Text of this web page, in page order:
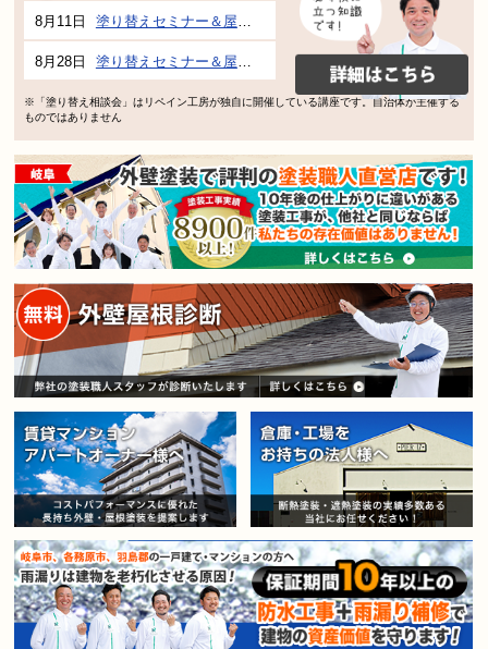
8月11日 塗り替えセミナー＆屋根、外壁の塗り替え市民講座 inぎふメディアコスモス
8月28日 塗り替えセミナー＆屋根、外壁の塗り替え市民講座 inぎふメディアコスモス
※「塗り替え相談会」はリペイン工房が独自に開催している講座です。自治体が主催する
ものではありません
賃貸マンション・アパートオー